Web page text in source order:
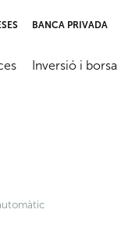
BANCA PRIVADA
Abrir submenú
Inversió i borsa